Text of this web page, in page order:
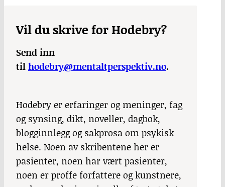
Vil du skrive for Hodebry?
Send inn
tilhodebry@mentaltperspektiv.no.
Hodebry er erfaringer og meninger, fag
og synsing, dikt, noveller, dagbok,
blogginnlegg og sakprosa om psykisk
helse. Noen av skribentene her er
pasienter, noen har vært pasienter,
noen er proffe forfattere og kunstnere,